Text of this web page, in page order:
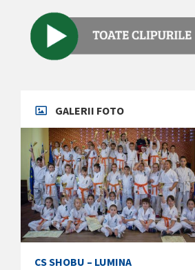
GALERII FOTO
CS SHOBU – LUMINA